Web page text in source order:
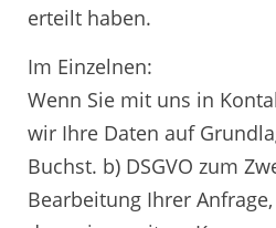
erteilt haben.
Im Einzelnen:
Wenn Sie mit uns in
wir Ihre Daten auf
Buchst. b) DSGVO zum
Bearbeitung Ihrer